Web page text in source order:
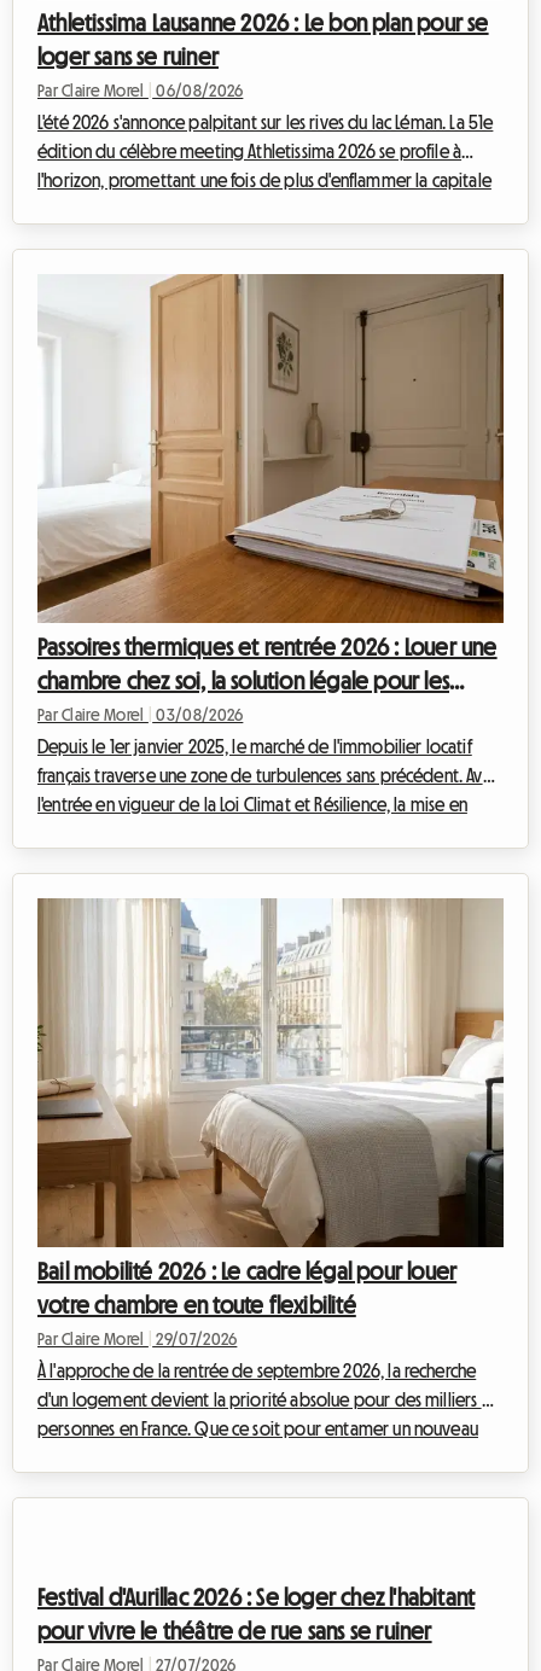
Athletissima Lausanne 2026 : Le bon plan pour se
loger sans se ruiner
Par Claire Morel 06/08/2026
L'été 2026 s'annonce palpitant sur les rives du lac Léman. La 51e
édition du célèbre meeting Athletissima 2026 se profile à
l'horizon, promettant une fois de plus d'enflammer la capitale
transport et les à-côtés, la facture grimpe vite. Mais c'est
souvent le logement à Lausanne qui représente le poste de
Passoires thermiques et rentrée 2026 : Louer une
chambre chez soi, la solution légale pour les
propriétaires ?
Par Claire Morel 03/08/2026
Depuis le 1er janvier 2025, le marché de l'immobilier locatif
français traverse une zone de turbulences sans précédent. Avec
l'entrée en vigueur de la Loi Climat et Résilience, la mise en
passoire thermique location. Face à cette situation, de
nombreux propriétaires bailleurs se retrouvent dans une
impasse, redoutant l...
Bail mobilité 2026 : Le cadre légal pour louer
votre chambre en toute flexibilité
Par Claire Morel 29/07/2026
À l'approche de la rentrée de septembre 2026, la recherche
d'un logement devient la priorité absolue pour des milliers de
personnes en France. Que ce soit pour entamer un nouveau
ba...
Festival d'Aurillac 2026 : Se loger chez l'habitant
pour vivre le théâtre de rue sans se ruiner
Par Claire Morel 27/07/2026